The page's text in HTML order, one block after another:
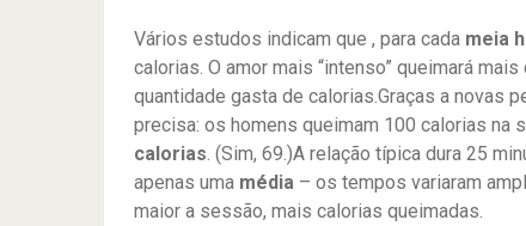
Vários estudos indicam que , para cada meia
calorias. O amor mais “intenso” queimará
quantidade gasta de calorias.Graças a novas
precisa: os homens queimam 100 calorias na
calorias. (Sim, 69.)A relação típica dura 25
apenas uma média – os tempos variaram
maior a sessão, mais calorias queimadas.